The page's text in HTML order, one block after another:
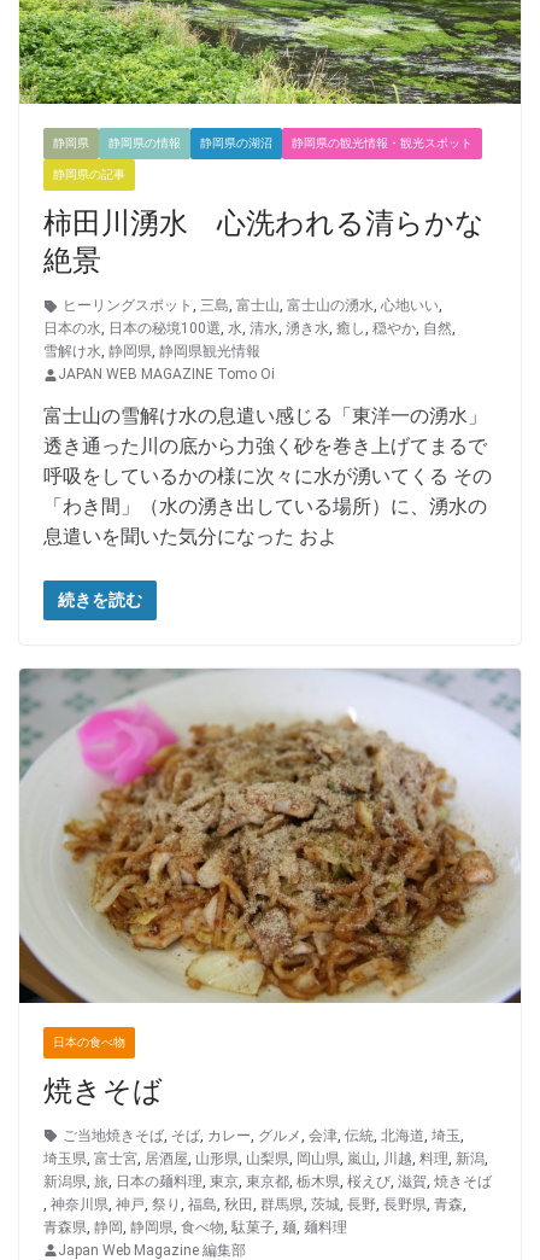
静岡県 静岡県の情報 静岡県の湖沼 静岡県の観光情報・観光スポット
静岡県の記事
柿田川湧水 心洗われる清らかな
絶景
ヒーリングスポット , 三島, 富士山, 富士山の湧水, 心地いい,
日本の水, 日本の秘境100選, 水, 清水, 湧き水, 癒し, 穏やか, 自然,
雪解け水, 静岡県, 静岡県観光情報
JAPAN WEB MAGAZINE Tomo Oi
富士山の雪解け水の息遣い感じる「東洋一の湧水」
透き通った川の底から力強く砂を巻き上げてまるで
呼吸をしているかの様に次々に水が湧いてくる その
「わき間」（水の湧き出している場所）に、湧水の
息遣いを聞いた気分になった およ
続きを読む
日本の食べ物
焼きそば
ご当地焼きそば, そば, カレー, グルメ, 会津, 伝統, 北海道, 埼玉,
埼玉県, 富士宮, 居酒屋, 山形県, 山梨県, 岡山県, 嵐山, 川越, 料理, 新潟,
新潟県, 旅, 日本の麺料理, 東京, 東京都, 栃木県, 桜えび, 滋賀, 焼きそば
, 神奈川県, 神戸, 祭り , 福島, 秋田, 群馬県, 茨城, 長野, 長野県, 青森,
青森県, 静岡, 静岡県, 食べ物, 駄菓子, 麺, 麺料理
Japan Web Magazine 編集部